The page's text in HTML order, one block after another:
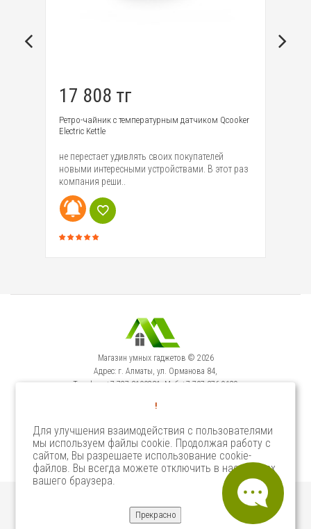
17 808 тг
Ретро-чайник с температурным датчиком Qcooker
Electric Kettle
не перестает удивлять своих покупателей
новыми интересными устройствами. В этот раз
компания реши..
Магазин умных гаджетов © 2026
Адрес: г. Алматы, ул. Орманова 84,
Телефон: +7-727-3100231, Моб: +7-707-376-9129
Сервисный Центр: г. Алматы, ул. Орманова 84.
Select Language ▼
!
Для улучшения взаимодействия с пользователями
мы используем файлы cookie. Продолжая работу с
сайтом, Вы разрешаете использование cookie-
файлов. Вы всегда можете отключить в настройках
вашего браузера.
Прекрасно